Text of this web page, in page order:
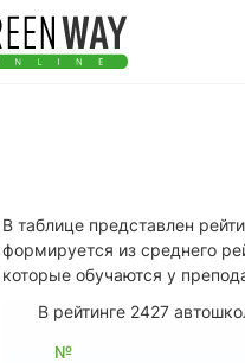
В таблице представлен
формируется из среднего
которые обучаются у
В рейтинге 2427
№